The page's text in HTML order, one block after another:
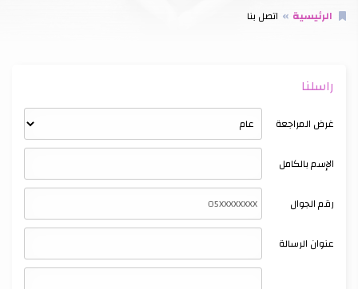
الرئيسية اتصل بنا
راسلنا
غرض المراجعة
الإسم بالكامل
رقم الجوال
عنوان الرسالة